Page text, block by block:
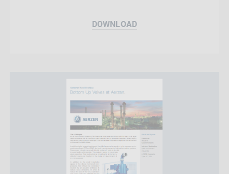
DOWNLOAD